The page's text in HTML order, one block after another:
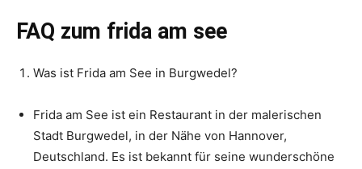
FAQ zum frida am see
Was ist Frida am See in Burgwedel?
Frida am See ist ein Restaurant in der malerischen
Stadt Burgwedel, in der Nähe von Hannover,
Deutschland. Es ist bekannt für seine wunderschöne